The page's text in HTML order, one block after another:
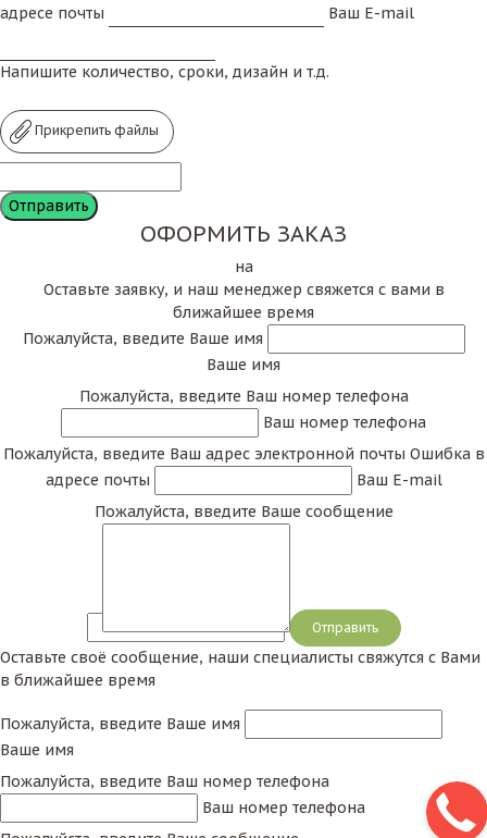
адресе почты
Ваш E-mail
Напишите количество, сроки, дизайн и т.д.
Прикрепить файлы
ОФОРМИТЬ ЗАКАЗ
на
Оставьте заявку, и наш менеджер свяжется с вами в
ближайшее время
Пожалуйста, введите Ваше имя
Ваше имя
Пожалуйста, введите Ваш номер телефона
Ваш номер телефона
Пожалуйста, введите Ваш адрес электронной почты Ошибка в
адресе почты
Ваш E-mail
Пожалуйста, введите Ваше сообщение
Сообщение
Оставьте своё сообщение, наши специалисты свяжутся с Вами
в ближайшее время
Пожалуйста, введите Ваше имя
Ваше имя
Пожалуйста, введите Ваш номер телефона
Ваш номер телефона